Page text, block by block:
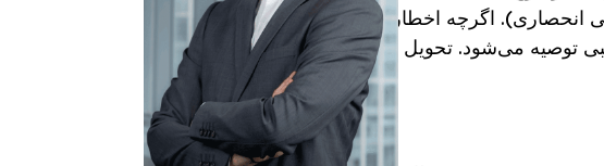
انحصاری). اگرچه اخطاریه
توصیه می‌شود. تحویل